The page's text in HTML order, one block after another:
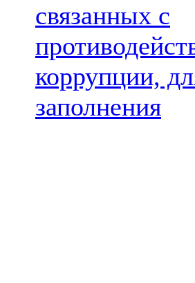
связанных с
коррупции,
заполнения